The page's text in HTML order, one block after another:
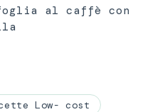
al caffè con
Low- cost